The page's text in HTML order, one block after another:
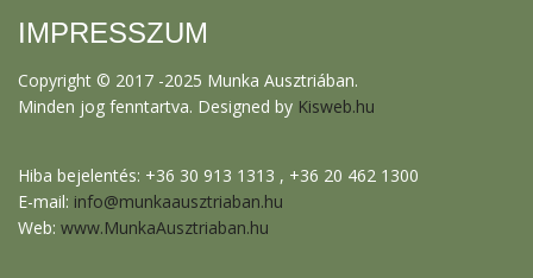
IMPRESSZUM
Copyright © 2017 -2025 Munka Ausztriában.
Minden jog fenntartva. Designed by Kisweb.hu
Hiba bejelentés: +36 30 913 1313 , +36 20 462 1300
E-mail: info@munkaausztriaban.hu
Web: www.MunkaAusztriaban.hu